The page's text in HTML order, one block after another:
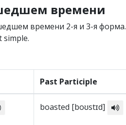
времени
времени 2-я и 3-я форма.
simple.
Past Participle
boasted [boʊstɪd]